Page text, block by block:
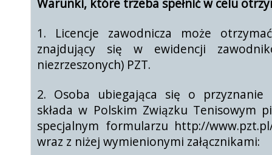
Warunki, które trzeba spełnić w celu
1. Licencje zawodnicza może
znajdujący się w ewidencji
niezrzeszonych) PZT.
2. Osoba ubiegająca się o przyznanie
składa w Polskim Związku Tenisowym
specjalnym formularzu http://
wraz z niżej wymienionymi załącznikami: